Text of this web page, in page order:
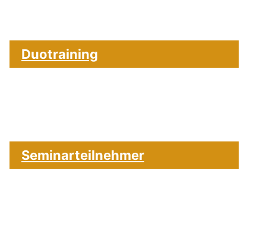
Duotraining
Seminarteilnehmer